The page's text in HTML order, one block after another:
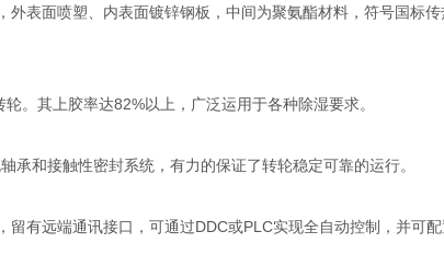
表面喷塑、内表面镀锌钢板，中间为聚氨酯材料，符号国标
。其上胶率达82%以上，广泛运用于各种除湿要求。
和接触性密封系统，有力的保证了转轮稳定可靠的运行。
有远端通讯接口，可通过DDC或PLC实现全自动控制，并可